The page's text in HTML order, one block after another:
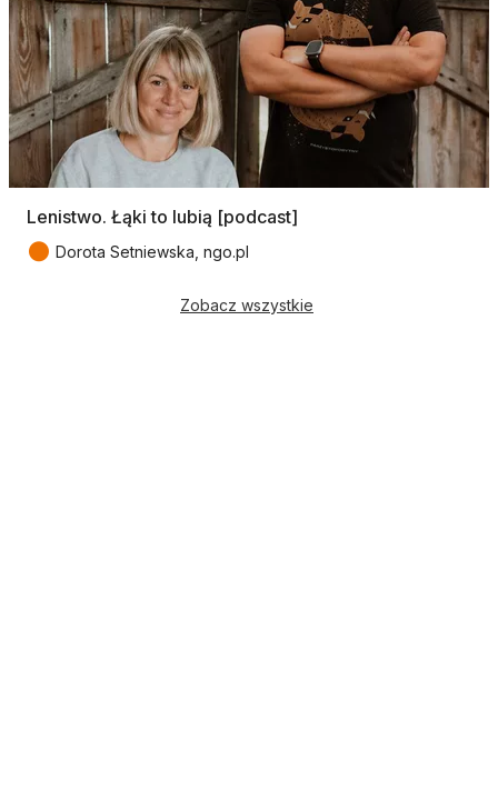
Lenistwo. Łąki to lubią [podcast]
● Dorota Setniewska, ngo.pl
Zobacz wszystkie